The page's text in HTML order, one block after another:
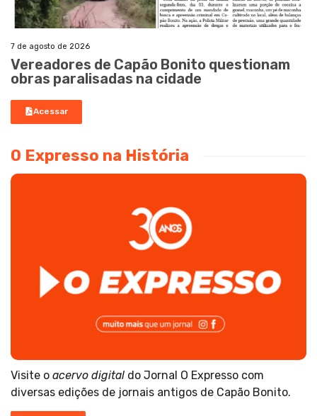
7 de agosto de 2026
Vereadores de Capão Bonito questionam
obras paralisadas na cidade
Acessar
O Expresso na História
Visite o acervo digital do Jornal O Expresso com
diversas edições de jornais antigos de Capão Bonito.